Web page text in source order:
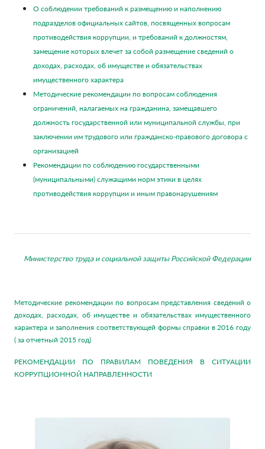
О соблюдении требований к размещению и наполнению
подразделов официальных сайтов, посвященных вопросам
противодействия коррупции, и требований к должностям,
замещение которых влечет за собой размещение сведений о
доходах, расходах, об имуществе и обязательствах
имущественного характера
Методические рекомендации по вопросам соблюдения
ограничений, налагаемых на гражданина, замещавшего
должность государственной или муниципальной службы, при
заключении им трудового или гражданско-правового договора с
организацией
Рекомендации по соблюдению государственными
(муниципальными) служащими норм этики в целях
противодействия коррупции и иным правонарушениям
Министерство труда и социальной защиты Российской Федерации
Методические рекомендации по вопросам представления сведений о
доходах, расходах, об имуществе и обязательствах имущественного
характера и заполнения соответствующей формы справки в 2016 году
( за отчетный 2015 год)
РЕКОМЕНДАЦИИ ПО ПРАВИЛАМ ПОВЕДЕНИЯ В СИТУАЦИИ
КОРРУПЦИОННОЙ НАПРАВЛЕННОСТИ